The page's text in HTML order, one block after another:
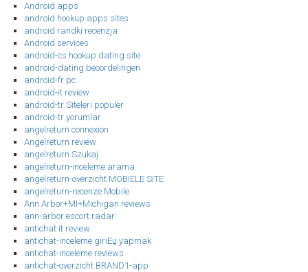
Android apps
android hookup apps sites
android randki recenzja
Android services
android-cs hookup dating site
android-dating beoordelingen
android-fr pc
android-it review
android-tr Siteleri populer
android-tr yorumlar
angelreturn connexion
Angelreturn review
angelreturn Szukaj
angelreturn-inceleme arama
angelreturn-overzicht MOBIELE SITE
angelreturn-recenze Mobile
Ann Arbor+MI+Michigan reviews
ann-arbor escort radar
antichat it review
antichat-inceleme giriЕџ yapmak
antichat-inceleme reviews
antichat-overzicht BRAND1-app